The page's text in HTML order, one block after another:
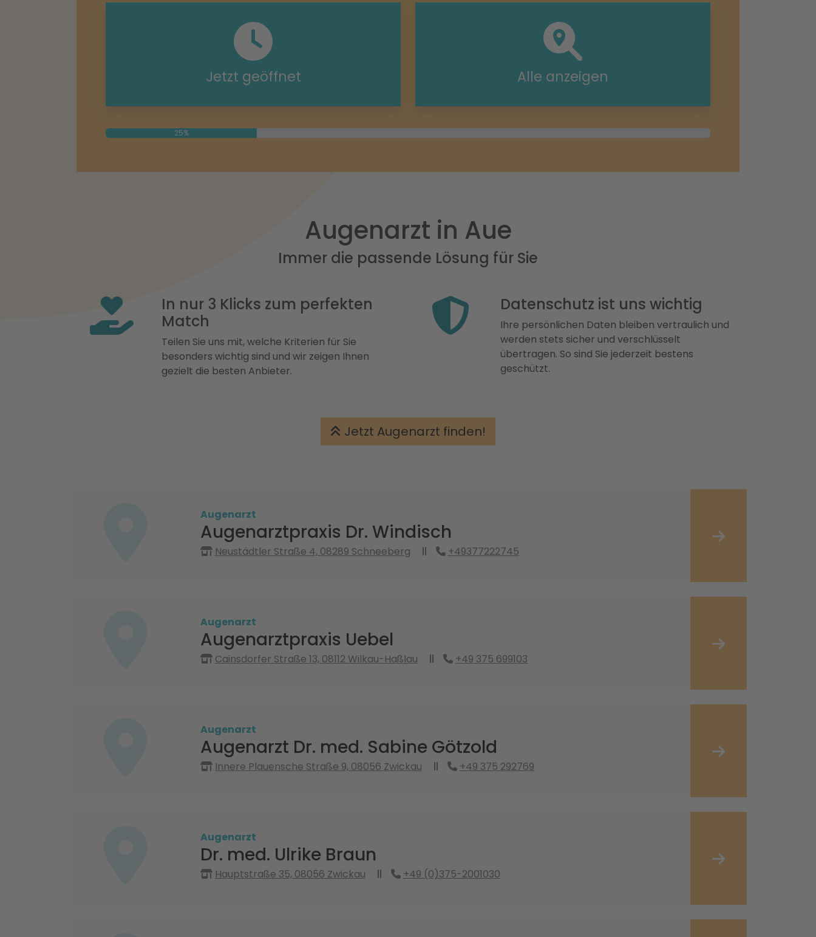
Jetzt geöffnet Alle anzeigen
25%
Augenarzt in Aue
Immer die passende Lösung für Sie
In nur 3 Klicks zum perfekten
Match
Teilen Sie uns mit, welche Kriterien für Sie
besonders wichtig sind und wir zeigen Ihnen
gezielt die besten Anbieter.
Datenschutz ist uns wichtig
Ihre persönlichen Daten bleiben vertraulich und
werden stets sicher und verschlüsselt
übertragen. So sind Sie jederzeit bestens
geschützt.
Jetzt Augenarzt finden!
Augenarzt
Augenarztpraxis Dr. Windisch
Neustädtler Straße 4, 08289 Schneeberg +49377222745
Augenarzt
Augenarztpraxis Uebel
Cainsdorfer Straße 13, 08112 Wilkau-Haßlau +49 375 699103
Augenarzt
Augenarzt Dr. med. Sabine Götzold
Innere Plauensche Straße 9, 08056 Zwickau +49 375 292769
Augenarzt
Dr. med. Ulrike Braun
Hauptstraße 35, 08056 Zwickau +49 (0)375-2001030